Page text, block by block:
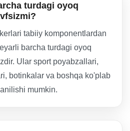
turdagi oyoq
tabiiy komponentlardan
barcha turdagi oyoq
Ular sport poyabzallari,
botinkalar va boshqa ko'plab
mumkin.